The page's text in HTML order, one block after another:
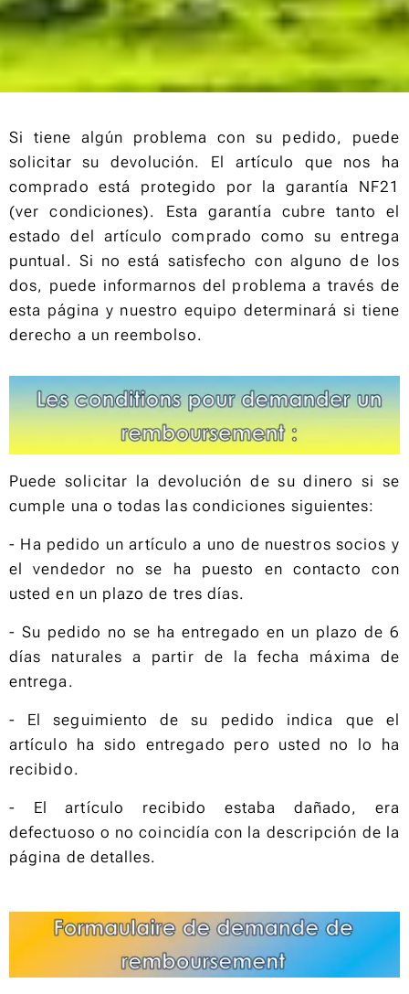
Si tiene algún problema con su pedido, puede
solicitar su devolución. El artículo que nos ha
comprado está protegido por la garantía NF21
(ver condiciones). Esta garantía cubre tanto el
estado del artículo comprado como su entrega
puntual. Si no está satisfecho con alguno de los
dos, puede informarnos del problema a través de
esta página y nuestro equipo determinará si tiene
derecho a un reembolso.
Puede solicitar la devolución de su dinero si se
cumple una o todas las condiciones siguientes:
- Ha pedido un artículo a uno de nuestros socios y
el vendedor no se ha puesto en contacto con
usted en un plazo de tres días.
- Su pedido no se ha entregado en un plazo de 6
días naturales a partir de la fecha máxima de
entrega.
- El seguimiento de su pedido indica que el
artículo ha sido entregado pero usted no lo ha
recibido.
- El artículo recibido estaba dañado, era
defectuoso o no coincidía con la descripción de la
página de detalles.